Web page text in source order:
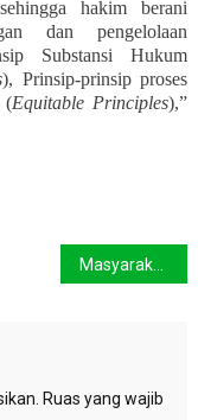
hakim berani
dan pengelolaan
Substansi Hukum
), Prinsip-prinsip proses
(Equitable Principles),”
Masyarakat Adat Sorong Selatan Ingin Dilibatkan dalam Penyusunan Kebijakan Daerah
Ruas yang wajib